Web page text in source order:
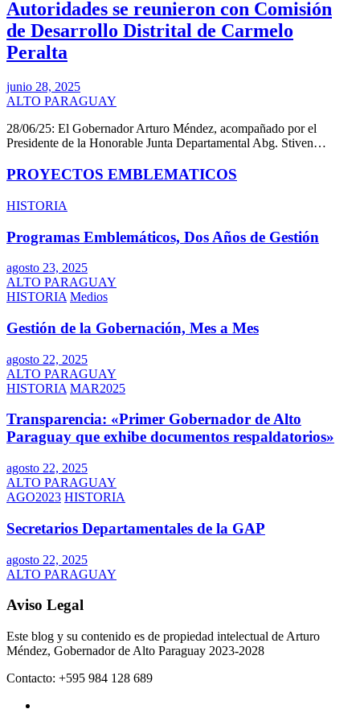
Autoridades se reunieron con Comisión
de Desarrollo Distrital de Carmelo
Peralta
junio 28, 2025
ALTO PARAGUAY
28/06/25: El Gobernador Arturo Méndez, acompañado por el
Presidente de la Honorable Junta Departamental Abg. Stiven…
PROYECTOS EMBLEMATICOS
HISTORIA
Programas Emblemáticos, Dos Años de Gestión
agosto 23, 2025
ALTO PARAGUAY
HISTORIA Medios
Gestión de la Gobernación, Mes a Mes
agosto 22, 2025
ALTO PARAGUAY
HISTORIA MAR2025
Transparencia: «Primer Gobernador de Alto
Paraguay que exhibe documentos respaldatorios»
agosto 22, 2025
ALTO PARAGUAY
AGO2023 HISTORIA
Secretarios Departamentales de la GAP
agosto 22, 2025
ALTO PARAGUAY
Aviso Legal
Este blog y su contenido es de propiedad intelectual de Arturo
Méndez, Gobernador de Alto Paraguay 2023-2028
Contacto: +595 984 128 689